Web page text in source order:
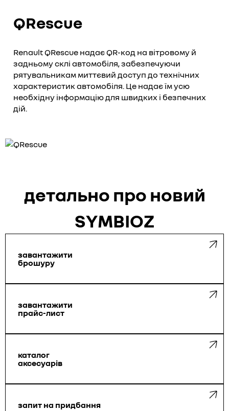
QRescue
Renault QRescue надає QR-код на вітровому й
задньому склі автомобіля, забезпечуючи
рятувальникам миттєвий доступ до технічних
характеристик автомобіля. Це надає їм усю
необхідну інформацію для швидких і безпечних
дій.
детально про новий
SYMBIOZ
завантажити
брошуру
завантажити
прайс-лист
каталог
аксесуарів
запит на придбання